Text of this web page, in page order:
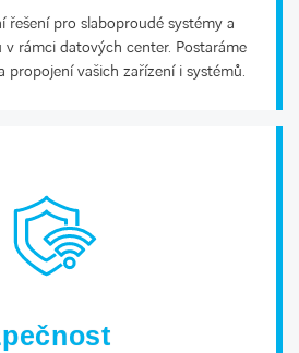
řešení pro slaboproudé systémy a
rámci datových center. Postaráme
propojení vašich zařízení i systémů.